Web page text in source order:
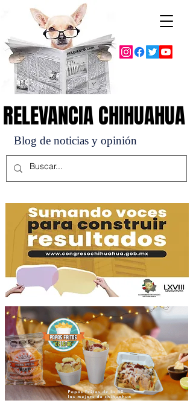
Blog de noticias y opinión
RELEVANCIA CHIHUAHUA
RELEVANCIA CHIHUAHUA